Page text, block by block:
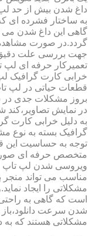
داغ شدن بیش از حد
به ساختار فشرده ای
گاهی این داغ شدن
گردد.در صورت
جهت بررسی علت
تعمیرکار حرفه ای لپ
خرابی کارت گرافیک
قطعات حیاتی در لپ
بروز مشکلات جدی در
در نمایش
به دلیل خرابی کارت
گرافیک بسته به نوع
توجه به حساسیت این
متخصص حرفه ای
ویروسی شدن لپ تاپ
مناسب می تواند
مشکلاتی را ایجاد
است که گاهی به
شدن سرعت
مشکلاتی هستند که